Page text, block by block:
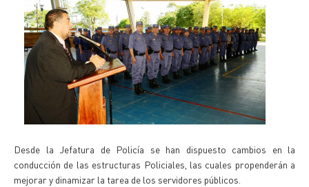
Desde la Jefatura de Policía se han dispuesto cambios en la
conducción de las estructuras Policiales, las cuales propenderán a
mejorar y dinamizar la tarea de los servidores públicos.